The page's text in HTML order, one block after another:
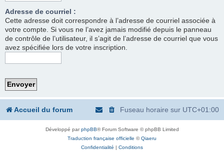
Adresse de courriel :
Cette adresse doit correspondre à l’adresse de courriel associée à
votre compte. Si vous ne l’avez jamais modifié depuis le panneau
de contrôle de l’utilisateur, il s’agit de l’adresse de courriel que vous
avez spécifiée lors de votre inscription.
Accueil du forum Fuseau horaire sur UTC+01:00
Développé parphpBB® Forum Software © phpBB Limited
Traduction française officielle ©Qiaeru
Confidentialité | Conditions